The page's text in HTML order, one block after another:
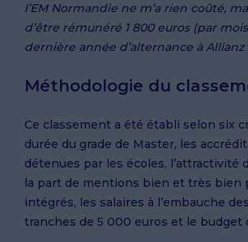
l’EM Normandie ne m’a rien coûté,
d’être rémunéré 1 800 euros (par
dernière année d’alternance à Allianz
Méthodologie du
Ce classement a été établi selon six
durée du grade de Master, les
détenues par les écoles, l’attractivité
la part de mentions bien et très bien
intégrés, les salaires à l’embauche
tranches de 5 000 euros et le budget